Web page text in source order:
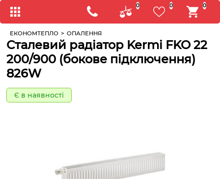
0 0 0
ЕКОНОМТЕПЛО > ОПАЛЕННЯ
Сталевий радіатор Kermi FKO 22
200/900 (бокове підключення)
826W
Є в наявності